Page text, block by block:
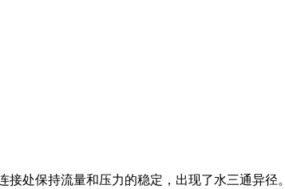
处保持流量和压力的稳定，出现了水三通异径。